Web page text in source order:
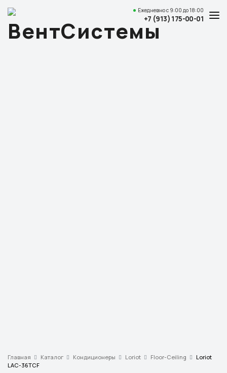
Ежедневнос 9:00 до 18:00
+7 (913) 175-00-01
Услуги и цены
Главная Каталог Кондиционеры Loriot Floor-Ceiling
Loriot
LAC-36TCF